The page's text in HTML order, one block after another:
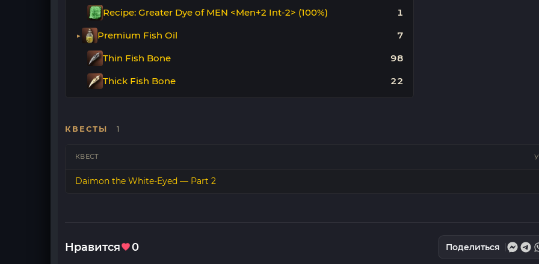
Recipe: Greater Dye of MEN <Men+2 Int-2> (100%) 1
Premium Fish Oil 7
Thin Fish Bone 98
Thick Fish Bone 22
КВЕСТЫ 1
КВЕСТ
Daimon the White-Eyed — Part 2
Нравится 0 Поделиться